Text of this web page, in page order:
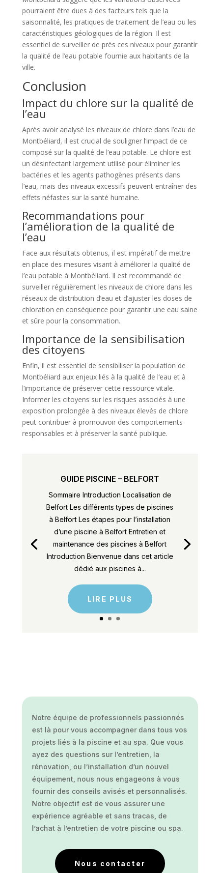
pourraient être dues à des facteurs tels que la
saisonnalité, les pratiques de traitement de l’eau ou les
caractéristiques géologiques de la région. Il est
essentiel de surveiller de près ces niveaux pour garantir
la qualité de l’eau potable fournie aux habitants de la
ville.
Conclusion
Impact du chlore sur la qualité de
l’eau
Après avoir analysé les niveaux de chlore dans l’eau de
Montbéliard, il est crucial de souligner l’impact de ce
composé sur la qualité de l’eau potable. Le chlore est
un désinfectant largement utilisé pour éliminer les
bactéries et les agents pathogènes présents dans
l’eau, mais des niveaux excessifs peuvent entraîner des
effets néfastes sur la santé humaine.
Recommandations pour
l’amélioration de la qualité de
l’eau
Face aux résultats obtenus, il est impératif de mettre
en place des mesures visant à améliorer la qualité de
l’eau potable à Montbéliard. Il est recommandé de
surveiller régulièrement les niveaux de chlore dans les
réseaux de distribution d’eau et d’ajuster les doses de
chloration en conséquence pour garantir une eau saine
et sûre pour la consommation.
Importance de la sensibilisation
des citoyens
Enfin, il est essentiel de sensibiliser la population de
Montbéliard aux enjeux liés à la qualité de l’eau et à
l’importance de préserver cette ressource vitale.
Informer les citoyens sur les risques associés à une
exposition prolongée à des niveaux élevés de chlore
peut contribuer à promouvoir des comportements
responsables et à préserver la santé publique.
GUIDE PISCINE – BELFORT
Sommaire Introduction Localisation de
Belfort Les différents types de piscines
à Belfort Les étapes pour l’installation
d’une piscine à Belfort Entretien et
maintenance des piscines à Belfort
Introduction Bienvenue dans cet article
dédié aux piscines à...
LIRE PLUS
Notre équipe de professionnels passionnés
est là pour vous accompagner dans tous vos
projets liés à la piscine et au spa. Que vous
ayez des questions sur l’entretien, la
rénovation, ou l’installation d’un nouvel
équipement, nous nous engageons à vous
fournir des conseils avisés et personnalisés.
Notre objectif est de vous assurer une
expérience agréable et sans tracas, de
l’achat à l’entretien de votre piscine ou spa.
Nous contacter